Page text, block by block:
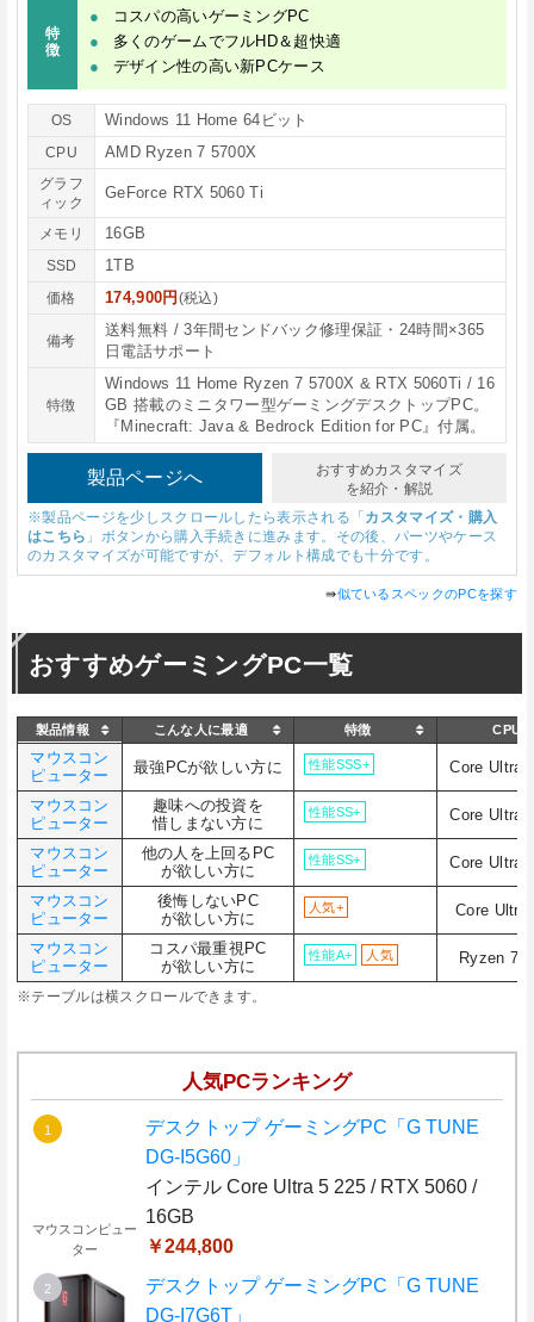
特
徴
コスパの高いゲーミングPC
多くのゲームでフルHD＆超快適
デザイン性の高い新PCケース
OS Windows 11 Home 64ビット
CPU AMD Ryzen 7 5700X
グラフ
ィック
GeForce RTX 5060 Ti
メモリ 16GB
SSD 1TB
価格 174,900円 (税込)
備考
送料無料 / 3年間センドバック修理保証・24時間×365
日電話サポート
特徴
Windows 11 Home Ryzen 7 5700X & RTX 5060Ti / 16
GB 搭載のミニタワー型ゲーミングデスクトップPC。
『Minecraft: Java & Bedrock Edition for PC』付属。
製品ページへ
おすすめカスタマイズ
を紹介・解説
※製品ページを少しスクロールしたら表示される「カスタマイズ・購入
はこちら 」ボタンから購入手続きに進みます。その後、パーツやケース
のカスタマイズが可能ですが、デフォルト構成でも十分です。
⇛似ているスペックのPCを探す
おすすめゲーミングPC一覧
製品情報 こんな人に最適 特徴 CPU
マウスコン
ピューター
最強PCが欲しい方に 性能SSS+ Core Ultra
マウスコン
ピューター
趣味への投資を
惜しまない方に
性能SS+ Core Ultra
マウスコン
ピューター
他の人を上回るPC
が欲しい方に
性能SS+ Core Ultra
マウスコン
ピューター
後悔しないPC
が欲しい方に
人気+ Core Ultra
マウスコン
ピューター
コスパ最重視PC
が欲しい方に
性能A+ 人気 Ryzen 7
※テーブルは横スクロールできます。
人気PCランキング
マウスコンピュー
ター
デスクトップ ゲーミングPC「G TUNE
DG-I5G60」
インテル Core Ultra 5 225 / RTX 5060 /
16GB
￥244,800
デスクトップ ゲーミングPC「G TUNE
DG-I7G6T」